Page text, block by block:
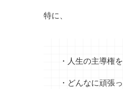
特に、
・人生の主導権
・どんなに頑張